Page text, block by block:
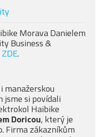
Morava Danielem
Business &
ZDE.
manažerskou
jsme si povídali
Haibike
Doricou, který je
Firma zákazníkům